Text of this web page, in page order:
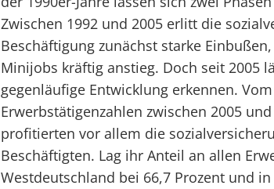
Zwischen 1992 und 2005 erlitt die
Beschäftigung zunächst starke
Minijobs kräftig anstieg. Doch seit 2005
gegenläufige Entwicklung erkennen.
Erwerbstätigenzahlen zwischen 2005
profitierten vor allem die
Beschäftigten. Lag ihr Anteil an allen
Westdeutschland bei 66,7 Prozent und